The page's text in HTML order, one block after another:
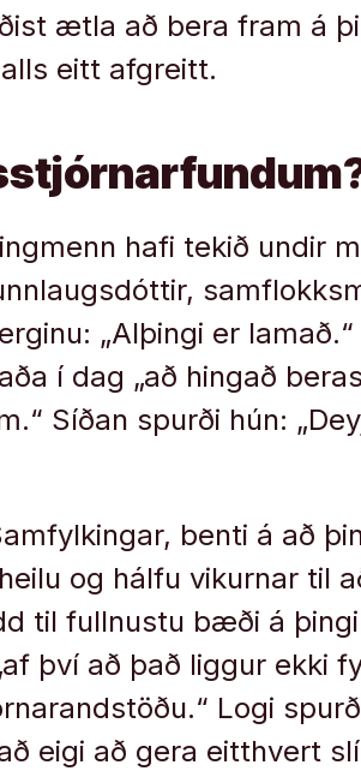
ætla að bera fram á
eitt afgreitt.
hafi tekið undir
„Alþingi er
í dag „að hingað
Síðan spurði hún:
benti á að
og hálfu vikurnar til
til fullnustu bæði á
því að það liggur ekki
Logi
eigi að gera eitthvert